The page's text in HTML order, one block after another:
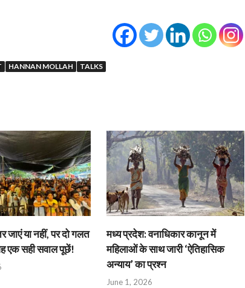
HANNAN MOLLAH TALKS
या नहीं, पर दो गलत
एक सही सवाल पूछें!
मध्य प्रदेश: वनाधिकार कानून में
महिलाओं के साथ जारी ‘ऐतिहासिक
अन्याय’ का प्रश्न
June 1, 2026